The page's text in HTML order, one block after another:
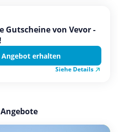
Gutscheine von Vevor -
Angebot erhalten
Siehe Details